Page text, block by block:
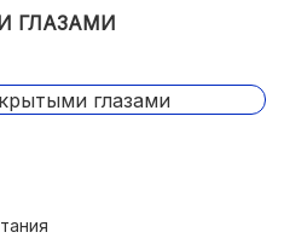
ГЛАЗАМИ